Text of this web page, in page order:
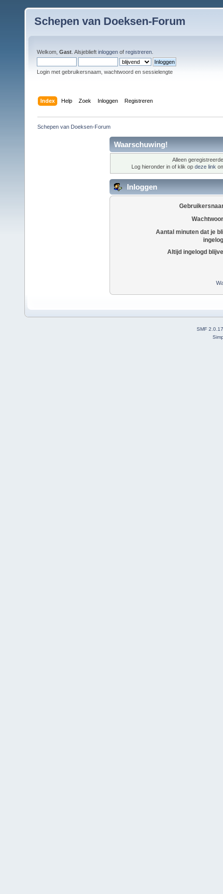
Schepen van Doeksen-Forum
Welkom, Gast . Alsjeblieft inloggen of registreren
Login met gebruikersnaam, wachtwoord en sessielengte
Index Help Zoek Inloggen Registreren
Schepen van Doeksen-Forum
Waarschuwing!
Alleen
Log hieronder in of klik op deze link
Inloggen
Aantal minuten dat je
Altijd ingelogd
SMF 2.0.17